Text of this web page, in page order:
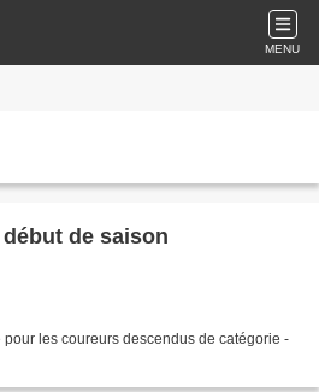
MENU
de saison
les coureurs descendus de catégorie -